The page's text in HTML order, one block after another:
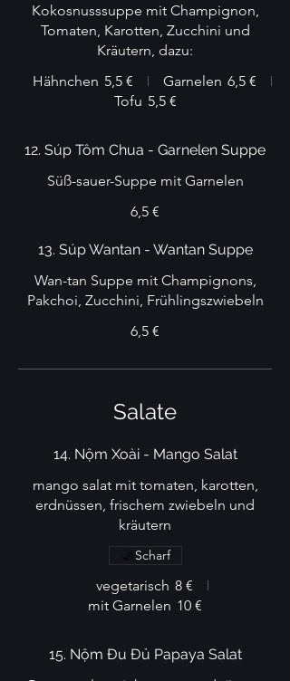
Kokosnusssuppe mit Champignon,
Tomaten, Karotten, Zucchini und
Kräutern, dazu:
Hähnchen 5,5 € Garnelen 6,5 €
Tofu 5,5 €
12. Súp Tôm Chua - Garnelen Suppe
Süß-sauer-Suppe mit Garnelen
6,5 €
13. Súp Wantan - Wantan Suppe
Wan-tan Suppe mit Champignons,
Pakchoi, Zucchini, Frühlingszwiebeln
6,5 €
Salate
14. Nộm Xoài - Mango Salat
mango salat mit tomaten, karotten,
erdnüssen, frischem zwiebeln und
kräutern
vegetarisch 8 €
mit Garnelen 10 €
Scharf
15. Nộm Đu Đủ Papaya Salat